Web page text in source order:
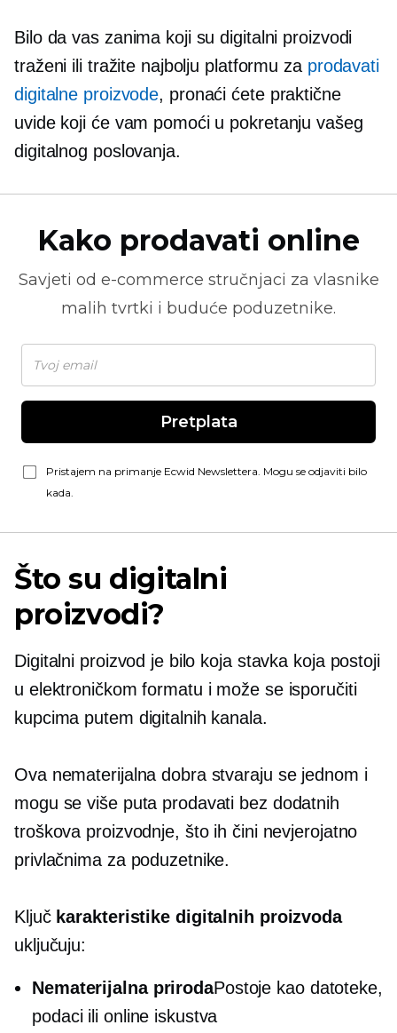
Bilo da vas zanima koji su digitalni proizvodi
traženi ili tražite najbolju platformu za prodavati
digitalne proizvode, pronaći ćete praktične
uvide koji će vam pomoći u pokretanju vašeg
digitalnog poslovanja.
Kako prodavati online
Savjeti od e-commerce stručnjaci za vlasnike
malih tvrtki i buduće poduzetnike.
Pretplata
Pristajem na primanje Ecwid Newslettera. Mogu se odjaviti bilo
kada.
Što su digitalni
proizvodi?
Digitalni proizvod je bilo koja stavka koja postoji
u elektroničkom formatu i može se isporučiti
kupcima putem digitalnih kanala.
Ova nematerijalna dobra stvaraju se jednom i
mogu se više puta prodavati bez dodatnih
troškova proizvodnje, što ih čini nevjerojatno
privlačnima za poduzetnike.
Ključ karakteristike digitalnih proizvoda
uključuju:
Nematerijalna prirodaPostoje kao datoteke,
podaci ili online iskustva